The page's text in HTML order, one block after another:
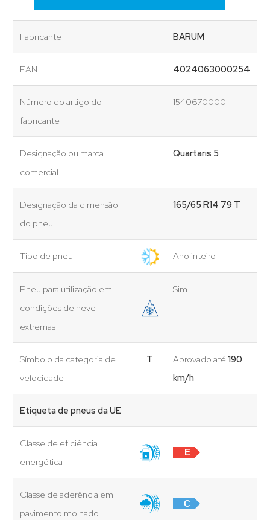
Fabricante BARUM
EAN 4024063000254
Número do artigo do
fabricante
1540670000
Designação ou marca
comercial
Quartaris 5
Designação da dimensão
do pneu
165/65 R14 79 T
Tipo de pneu Ano inteiro
Pneu para utilização em
condições de neve
extremas
Sim
Símbolo da categoria de
velocidade
T Aprovado até 190
km/h
Etiqueta de pneus da UE
Classe de eficiência
energética
E
Classe de aderência em
pavimento molhado
C